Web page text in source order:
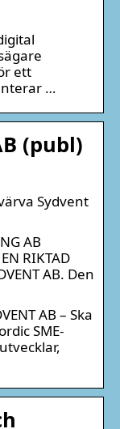
ett
…
(publ)
Sydvent
AB
RIKTAD
AB. Den
AB – Ska
SME-